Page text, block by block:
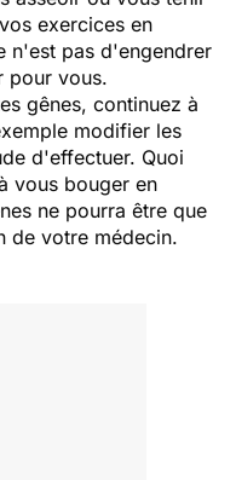
exercices en
n'est pas d'engendrer
pour vous.
gênes, continuez à
modifier les
d'effectuer. Quoi
vous bouger en
ne pourra être que
de votre médecin.